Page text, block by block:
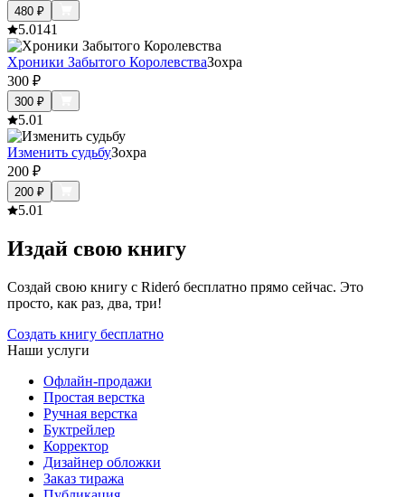
480 ₽
5.0141
Хроники Забытого КоролевстваЗохра
300 ₽
300 ₽
5.01
Изменить судьбуЗохра
200 ₽
200 ₽
5.01
Издай свою книгу
Создай свою книгу с Rideró бесплатно прямо сейчас. Это
просто, как раз, два, три!
Создать книгу бесплатно
Наши услуги
Офлайн-продажи
Простая верстка
Ручная верстка
Буктрейлер
Корректор
Дизайнер обложки
Заказ тиража